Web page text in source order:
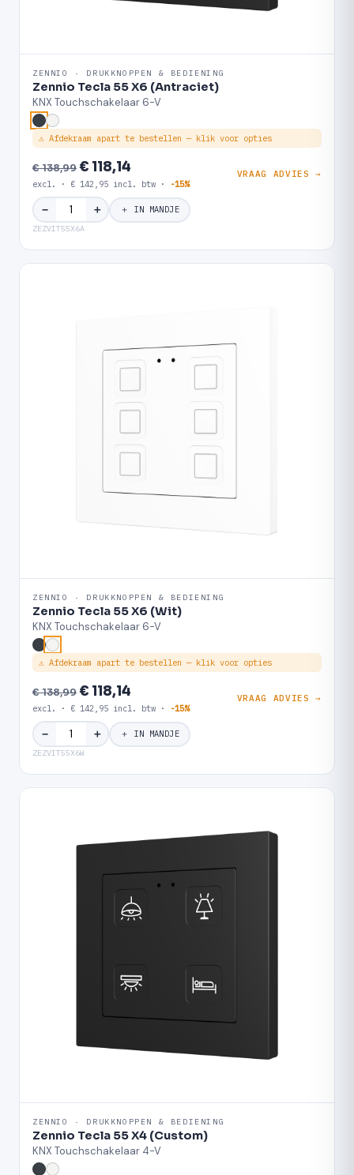
ZENNIO · DRUKKNOPPEN & BEDIENING
Zennio Tecla 55 X6 (Antraciet)
KNX Touchschakelaar 6-V
⚠ Afdekraam apart te bestellen — klik voor opties
€ 138,99€ 118,14
excl. · € 142,95 incl. btw · -15%
VRAAG ADVIES →
− ＋ ＋ IN MANDJE
ZEZVIT55X6A
ZENNIO · DRUKKNOPPEN & BEDIENING
Zennio Tecla 55 X6 (Wit)
KNX Touchschakelaar 6-V
⚠ Afdekraam apart te bestellen — klik voor opties
€ 138,99€ 118,14
excl. · € 142,95 incl. btw · -15%
VRAAG ADVIES →
− ＋ ＋ IN MANDJE
ZEZVIT55X6W
ZENNIO · DRUKKNOPPEN & BEDIENING
Zennio Tecla 55 X4 (Custom)
KNX Touchschakelaar 4-V